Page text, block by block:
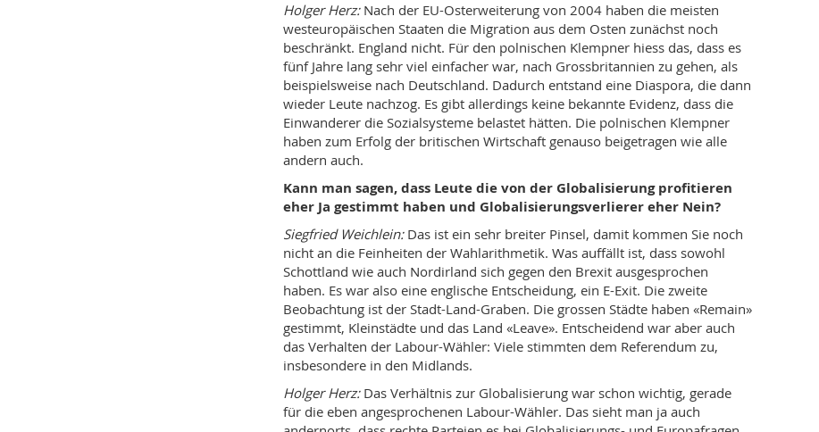
Holger Herz:Nach der EU-Osterweiterung von 2004 haben die meisten
westeuropäischen Staaten die Migration aus dem Osten zunächst noch
beschränkt. England nicht. Für den polnischen Klempner hiess das, dass es
fünf Jahre lang sehr viel einfacher war, nach Grossbritannien zu gehen, als
beispielsweise nach Deutschland. Dadurch entstand eine Diaspora, die dann
wieder Leute nachzog. Es gibt allerdings keine bekannte Evidenz, dass die
Einwanderer die Sozialsysteme belastet hätten. Die polnischen Klempner
haben zum Erfolg der britischen Wirtschaft genauso beigetragen wie alle
andern auch.
Kann man sagen, dass Leute die von der Globalisierung profitieren
eher Ja gestimmt haben und Globalisierungsverlierer eher Nein?
Siegfried Weichlein:Das ist ein sehr breiter Pinsel, damit kommen Sie noch
nicht an die Feinheiten der Wahlarithmetik. Was auffällt ist, dass sowohl
Schottland wie auch Nordirland sich gegen den Brexit ausgesprochen
haben. Es war also eine englische Entscheidung, ein E-Exit. Die zweite
Beobachtung ist der Stadt-Land-Graben. Die grossen Städte haben «Remain»
gestimmt, Kleinstädte und das Land «Leave». Entscheidend war aber auch
das Verhalten der Labour-Wähler: Viele stimmten dem Referendum zu,
insbesondere in den Midlands.
Holger Herz:Das Verhältnis zur Globalisierung war schon wichtig, gerade
für die eben angesprochenen Labour-Wähler. Das sieht man ja auch